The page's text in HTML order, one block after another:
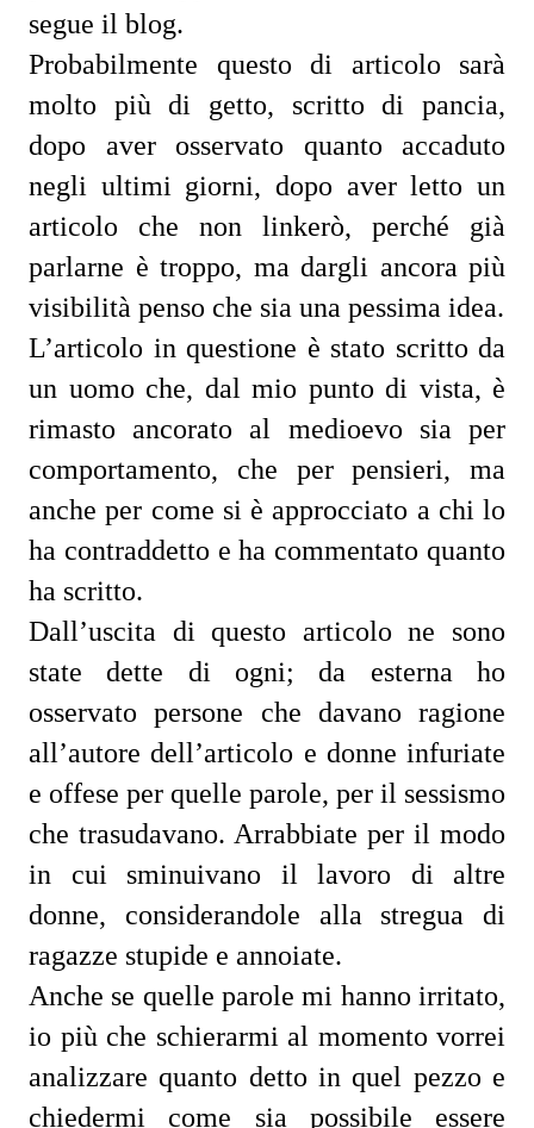
segue il blog.
Probabilmente questo di articolo sarà
molto più di getto, scritto di pancia,
dopo aver osservato quanto accaduto
negli ultimi giorni, dopo aver letto un
articolo che non linkerò, perché già
parlarne è troppo, ma dargli ancora più
visibilità penso che sia una pessima idea.
L’articolo in questione è stato scritto da
un uomo che, dal mio punto di vista, è
rimasto ancorato al medioevo sia per
comportamento, che per pensieri, ma
anche per come si è approcciato a chi lo
ha contraddetto e ha commentato quanto
ha scritto.
Dall’uscita di questo articolo ne sono
state dette di ogni; da esterna ho
osservato persone che davano ragione
all’autore dell’articolo e donne infuriate
e offese per quelle parole, per il sessismo
che trasudavano. Arrabbiate per il modo
in cui sminuivano il lavoro di altre
donne, considerandole alla stregua di
ragazze stupide e annoiate.
Anche se quelle parole mi hanno irritato,
io più che schierarmi al momento vorrei
analizzare quanto detto in quel pezzo e
chiedermi come sia possibile essere